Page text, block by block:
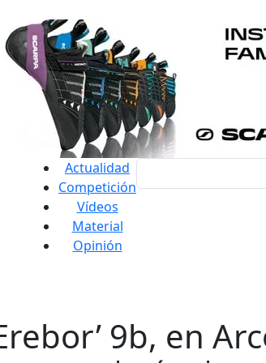
Actualidad
Competición
Vídeos
Material
Opinión
9b, en